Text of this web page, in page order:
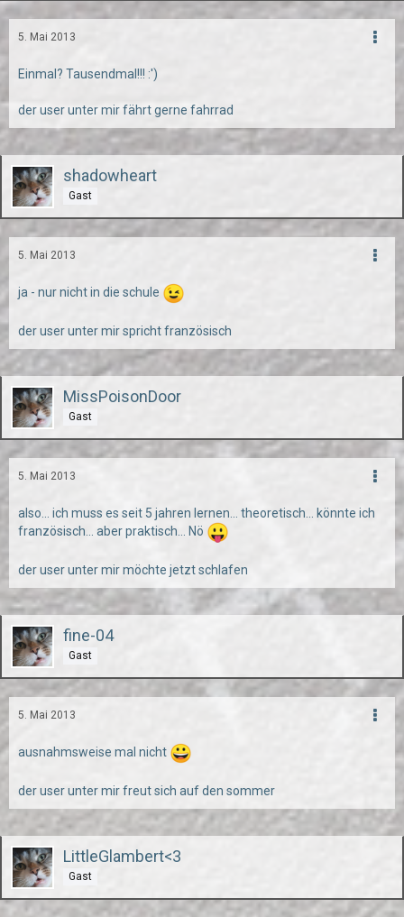
5. Mai 2013
Einmal? Tausendmal!!! :')
der user unter mir fährt gerne fahrrad
shadowheart
Gast
5. Mai 2013
ja - nur nicht in die schule
der user unter mir spricht französisch
MissPoisonDoor
Gast
5. Mai 2013
also... ich muss es seit 5 jahren lernen... theoretisch... könnte ich
französisch... aber praktisch... Nö
der user unter mir möchte jetzt schlafen
fine-04
Gast
5. Mai 2013
ausnahmsweise mal nicht
der user unter mir freut sich auf den sommer
LittleGlambert<3
Gast